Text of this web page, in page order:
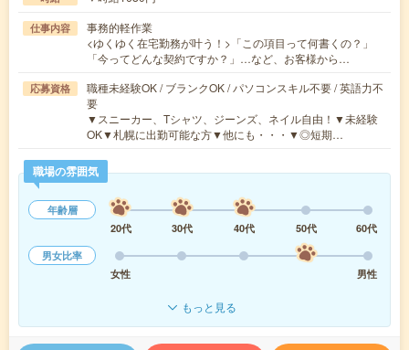
仕事内容
事務的軽作業
<ゆくゆく在宅勤務が叶う！>「この項目って何書くの？」
「今ってどんな契約ですか？」…など、お客様から…
応募資格
職種未経験OK / ブランクOK / パソコンスキル不要 / 英語力不
要
▼スニーカー、Tシャツ、ジーンズ、ネイル自由！▼未経験
OK▼札幌に出勤可能な方▼他にも・・・▼◎短期…
職場の雰囲気
年齢層
20代
30代 40代 50代
60代
男女比率
女性
男性
もっと見る